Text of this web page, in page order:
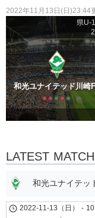
2022年11月13日(日)23:44
県U-
和光ユナイテッド川崎
LATEST
和光ユナイテッ
2022-11-13（日） -